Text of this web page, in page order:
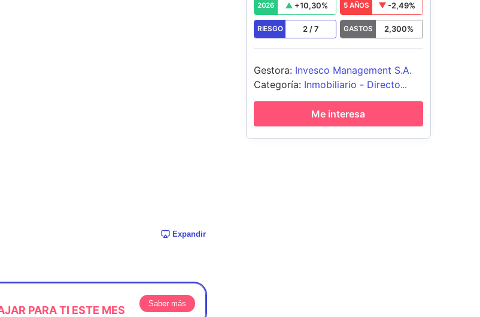
Expandir
PARA TI ESTE MES
Saber más
2026 +10,30% 5 AÑOS -2,49%
RIESGO 2/7 GASTOS 2,300%
Gestora: Invesco Management S.A.
Categoría: Inmobiliario - Directo
Global
Me interesa